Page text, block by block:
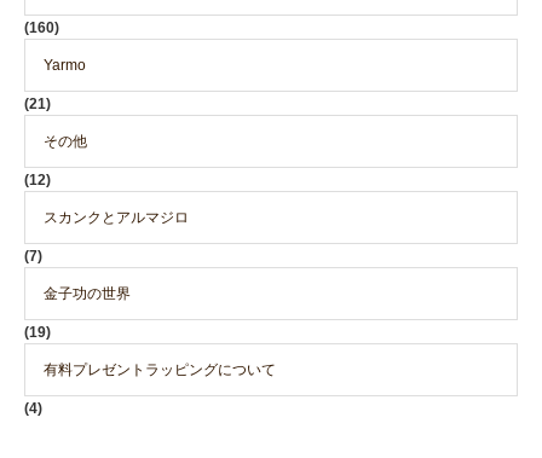
(160)
Yarmo
(21)
その他
(12)
スカンクとアルマジロ
(7)
金子功の世界
(19)
有料プレゼントラッピングについて
(4)